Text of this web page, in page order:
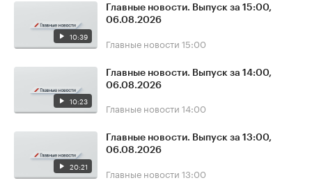
10:39
Главные новости. Выпуск за 15:00,
06.08.2026
Главные новости 15:00
10:23
Главные новости. Выпуск за 14:00,
06.08.2026
Главные новости 14:00
20:21
Главные новости. Выпуск за 13:00,
06.08.2026
Главные новости 13:00